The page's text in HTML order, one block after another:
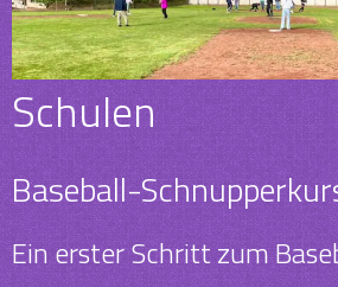
Schulen
Baseball-
Ein erster Schritt zum